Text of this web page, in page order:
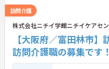
訪問介護
株式会社ニチイ学館ニチイケアセ
【大阪府／富田林市
訪問介護職の募集です